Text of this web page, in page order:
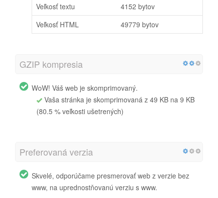
Veľkosť textu
4152 bytov
Veľkosť HTML
49779 bytov
GZIP kompresia
WoW! Váš web je skomprimovaný.
Vaša stránka je skomprimovaná z 49 KB na 9 KB
(80.5 % veľkosti ušetrených)
Preferovaná verzia
Skvelé, odporúčame presmerovať web z verzie bez
www, na uprednostňovanú verziu s www.